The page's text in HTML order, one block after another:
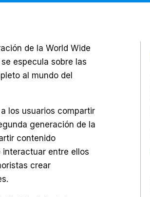
de la World Wide
especula sobre las
al mundo del
los usuarios compartir
generación de la
contenido
interactuar entre ellos
crear